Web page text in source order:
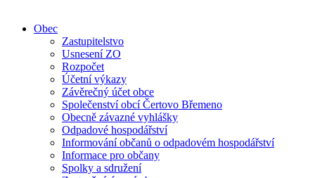
Obec
Zastupitelstvo
Usnesení ZO
Rozpočet
Účetní výkazy
Závěrečný účet obce
Společenství obcí Čertovo Břemeno
Obecně závazné vyhlášky
Odpadové hospodářství
Informování občanů o odpadovém hospodářství
Informace pro občany
Spolky a sdružení